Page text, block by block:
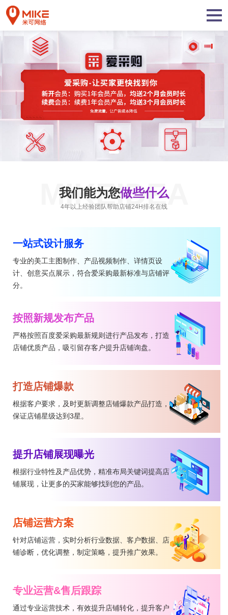
我们能为您做些什么
4年以上经验团队帮助店铺24H排名在线
MIKEIDEA
一站式设计服务
专业的美工主图制作、产品视频制作、详情页设
计、创意买点展示，符合爱采购最新标准与店铺评
分。
按照新规发布产品
严格按照百度爱采购最新规则进行产品发布，打造
店铺优质产品，吸引留存客户提升店铺询盘。
打造店铺爆款
根据客户要求，及时更新调整店铺爆款产品打造，
保证店铺星级达到3星。
提升店铺展现曝光
根据行业特性及产品优势，精准布局关键词提高店
铺展现，让更多的买家能够找到您的产品。
店铺运营方案
针对店铺运营，实时分析行业数据、客户数据、店
铺诊断，优化调整，制定策略，提升推广效果。
专业运营&售后跟踪
通过专业运营技术，有效提升店铺转化，提升客户